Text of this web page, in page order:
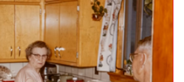
se u kuhinje
tikvica: Evo kako da svaki
čvrsti, zlatni i da se ne
tokom prženja